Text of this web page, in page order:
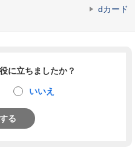
dカード
に立ちましたか？
いいえ
る